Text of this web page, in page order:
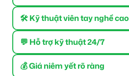
🛠 Kỹ thuật viên tay nghề cao
💬 Hỗ trợ kỹ thuật 24/7
💰 Giá niêm yết rõ ràng